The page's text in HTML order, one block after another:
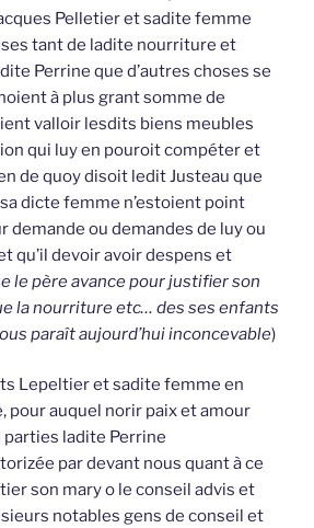
Pelletier et sadite femme
tant de ladite nourriture et
Perrine que d’autres choses se
à plus grant somme de
valloir lesdits biens meubles
qui luy en pouroit compéter et
de quoy disoit ledit Justeau que
dicte femme n’estoient point
demande ou demandes de luy ou
qu’il devoir avoir despens et
le père avance pour justifier son
la nourriture etc… des ses enfants
paraît aujourd’hui inconcevable)
Lepeltier et sadite femme en
pour auquel norir paix et amour
ladite Perrine
par devant nous quant à ce
son mary o le conseil advis et
notables gens de conseil et